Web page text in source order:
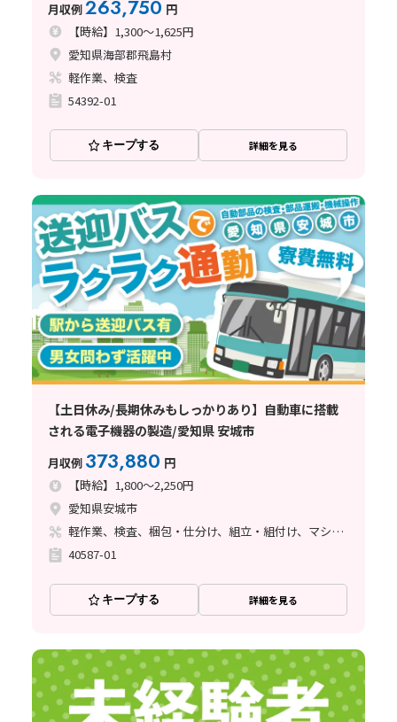
月収例263,750 円
【時給】1,300～1,625円
愛知県海部郡飛島村
軽作業、検査
54392-01
キープする 詳細を見る
【土日休み/長期休みもしっかりあり】自動車に搭載
される電子機器の製造/愛知県 安城市
月収例 373,880 円
【時給】1,800～2,250円
愛知県安城市
軽作業、検査、梱包・仕分け、組立・組付け、マシンオペレーター、ライン作業、立ち作業
40587-01
キープする 詳細を見る